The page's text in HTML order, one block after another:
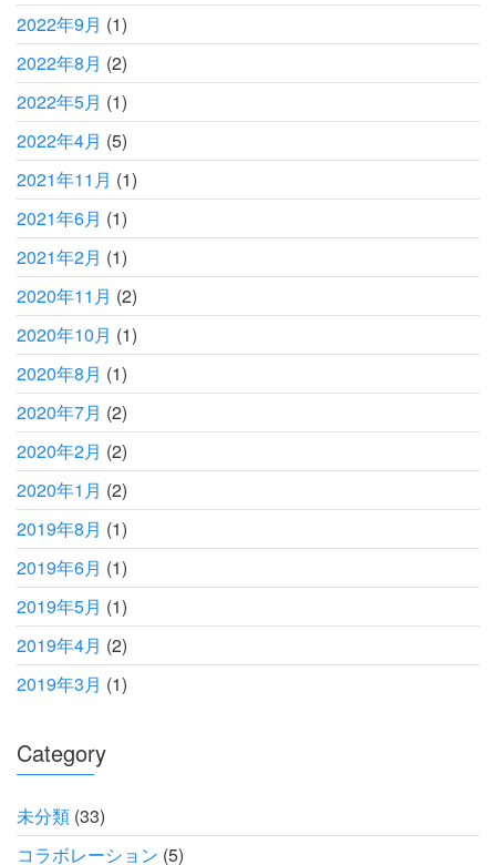
2022年9月 (1)
2022年8月 (2)
2022年5月 (1)
2022年4月 (5)
2021年11月 (1)
2021年6月 (1)
2021年2月 (1)
2020年11月 (2)
2020年10月 (1)
2020年8月 (1)
2020年7月 (2)
2020年2月 (2)
2020年1月 (2)
2019年8月 (1)
2019年6月 (1)
2019年5月 (1)
2019年4月 (2)
2019年3月 (1)
Category
未分類 (33)
コラボレーション (5)